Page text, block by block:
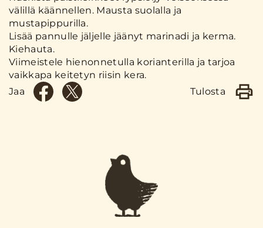
välillä käännellen. Mausta suolalla ja
mustapippurilla.
Lisää pannulle jäljelle jäänyt marinadi ja kerma.
Kiehauta.
Viimeistele hienonnetulla korianterilla ja tarjoa
vaikkapa keitetyn riisin kera.
Jaa
Tulosta